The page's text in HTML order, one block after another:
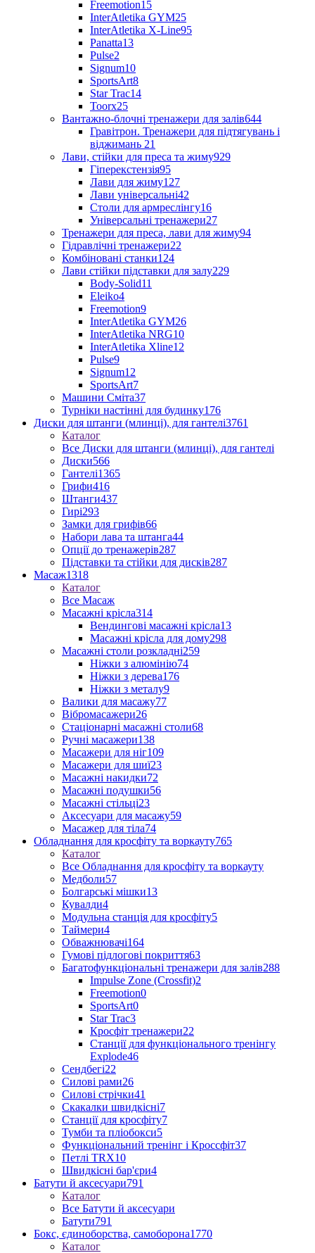
Freemotion15
InterAtletika GYM25
InterAtletika X-Line95
Panatta13
Pulse2
Signum10
SportsArt8
Star Trac14
Toorx25
Вантажно-блочні тренажери для залів644
Гравітрон. Тренажери для підтягувань і
віджимань 21
Лави, стійки для преса та жиму929
Гіперекстензія95
Лави для жиму127
Лави універсальні42
Столи для армреслінгу16
Універсальні тренажери27
Тренажери для преса, лави для жиму94
Гідравлічні тренажери22
Комбіновані станки124
Лави стійки підставки для залу229
Body-Solid11
Eleiko4
Freemotion9
InterAtletika GYM26
InterAtletika NRG10
InterAtletika Xline12
Pulse9
Signum12
SportsArt7
Машини Сміта37
Турніки настінні для будинку176
Диски для штанги (млинці), для гантелі3761
Каталог
Все Диски для штанги (млинці), для гантелі
Диски566
Гантелі1365
Грифи416
Штанги437
Гирі293
Замки для грифів66
Набори лава та штанга44
Опції до тренажерів287
Підставки та стійки для дисків287
Масаж1318
Каталог
Все Масаж
Масажні крісла314
Вендингові масажні крісла13
Масажні крісла для дому298
Масажні столи розкладні259
Ніжки з алюмінію74
Ніжки з дерева176
Ніжки з металу9
Валики для масажу77
Вібромасажери26
Стаціонарні масажні столи68
Ручні масажери138
Масажери для ніг109
Масажери для шиї23
Масажні накидки72
Масажні подушки56
Масажні стільці23
Аксесуари для масажу59
Масажер для тіла74
Обладнання для кросфіту та воркауту765
Каталог
Все Обладнання для кросфіту та воркауту
Медболи57
Болгарські мішки13
Кувалди4
Модульна станція для кросфіту5
Таймери4
Обважнювачі164
Гумові підлогові покриття63
Багатофункціональні тренажери для залів288
Impulse Zone (Crossfit)2
Freemotion0
SportsArt0
Star Trac3
Кросфіт тренажери22
Станції для функціонального тренінгу
Explode46
Сендбегі22
Силові рами26
Силові стрічки41
Скакалки швидкісні7
Станції для кросфіту7
Тумби та пліобокси5
Функціональний тренінг і Кроссфіт37
Петлі TRX10
Швидкісні бар'єри4
Батути й аксесуари791
Каталог
Все Батути й аксесуари
Батути791
Бокс, єдиноборства, самоборона1770
Каталог